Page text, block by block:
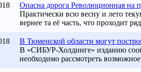
Опасна дорога Революционная на
Практически всю весну и лето
вернее та её часть, что проходит
В Тюменской области могут
В «СИБУР-Холдинге» изданию
необходимо рассмотреть